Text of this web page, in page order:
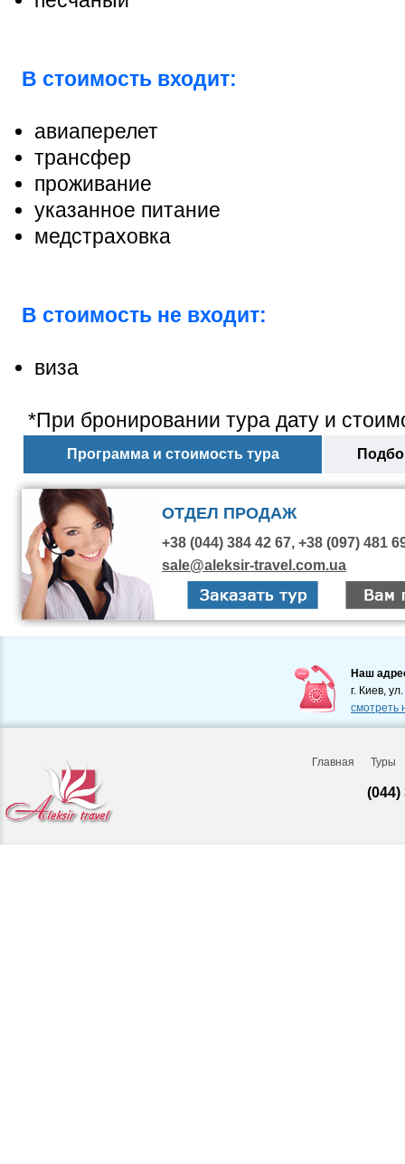
В стоимость входит:
авиаперелет
трансфер
проживание
указанное питание
медстраховка
В стоимость не входит:
виза
*При бронировании тура дату и
Программа и стоимость тура
ОТДЕЛ ПРОДАЖ
+38 (044) 384 42 67, +38 (097) 481
sale@aleksir-travel.com.ua
Наш
г. Киев,
смотреть
Главная Туры
(044)